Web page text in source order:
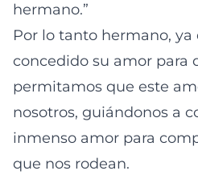
hermano.”
Por lo tanto hermano, ya
concedido su amor para
permitamos que este
nosotros, guiándonos a
inmenso amor para
que nos rodean.